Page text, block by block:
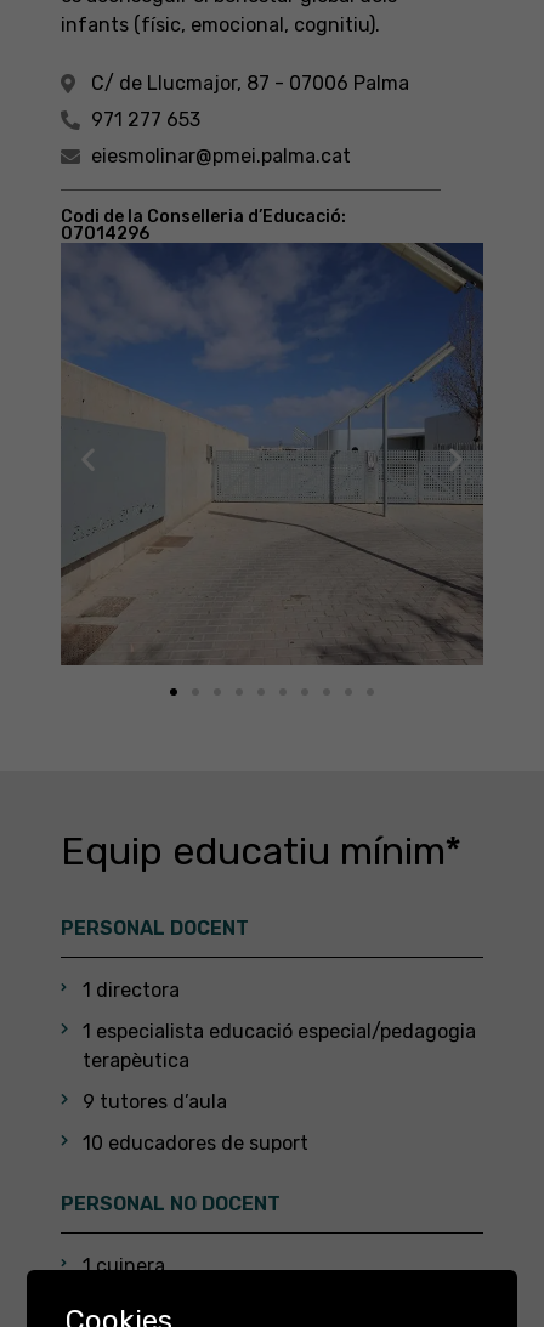
infants (físic, emocional, cognitiu).
C/ de Llucmajor, 87 - 07006 Palma
971 277 653
eiesmolinar@pmei.palma.cat
Codi de la Conselleria d’Educació:
07014296
Equip educatiu mínim*
PERSONAL DOCENT
1 directora
1 especialista educació especial/pedagogia
terapèutica
9 tutores d’aula
10 educadores de suport
PERSONAL NO DOCENT
1 cuinera
1 auxiliar de cuina